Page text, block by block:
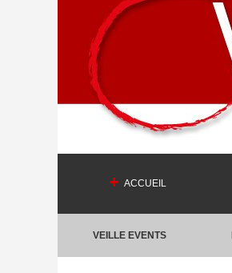
ACCUEIL
VEILLE EVENTS